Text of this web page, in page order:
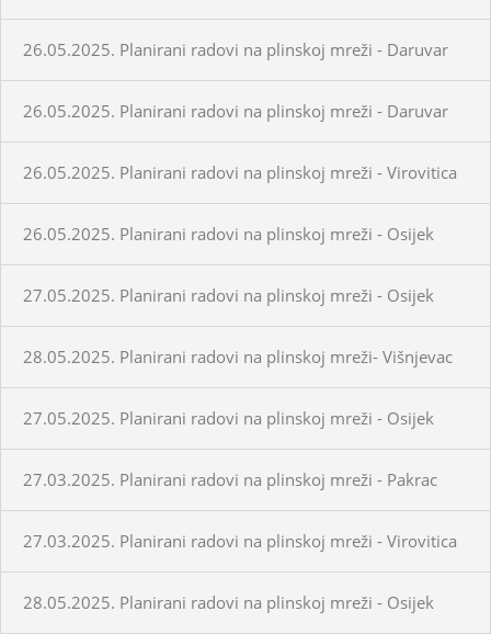
26.05.2025. Planirani radovi na plinskoj mreži - Daruvar
26.05.2025. Planirani radovi na plinskoj mreži - Daruvar
26.05.2025. Planirani radovi na plinskoj mreži - Virovitica
26.05.2025. Planirani radovi na plinskoj mreži - Osijek
27.05.2025. Planirani radovi na plinskoj mreži - Osijek
28.05.2025. Planirani radovi na plinskoj mreži- Višnjevac
27.05.2025. Planirani radovi na plinskoj mreži - Osijek
27.03.2025. Planirani radovi na plinskoj mreži - Pakrac
27.03.2025. Planirani radovi na plinskoj mreži - Virovitica
28.05.2025. Planirani radovi na plinskoj mreži - Osijek